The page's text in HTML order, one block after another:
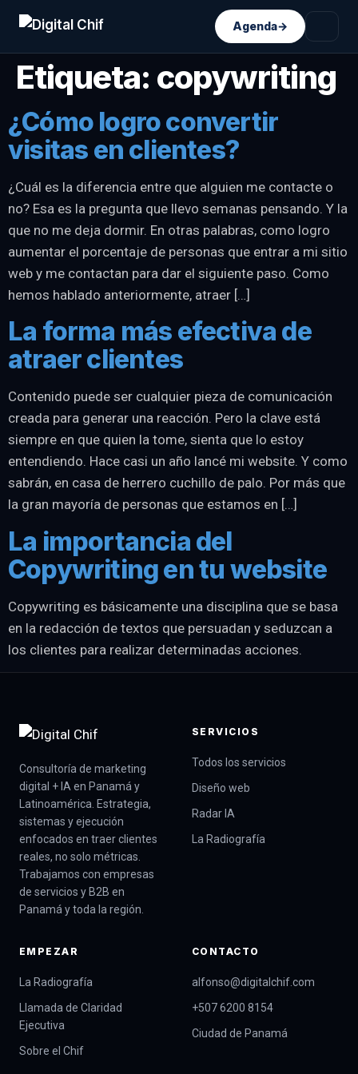
Agenda→
Etiqueta: copywriting
¿Cómo logro convertir
visitas en clientes?
¿Cuál es la diferencia entre que alguien me contacte o
no? Esa es la pregunta que llevo semanas pensando. Y la
que no me deja dormir. En otras palabras, como logro
aumentar el porcentaje de personas que entrar a mi sitio
web y me contactan para dar el siguiente paso. Como
hemos hablado anteriormente, atraer […]
La forma más efectiva de
atraer clientes
Contenido puede ser cualquier pieza de comunicación
creada para generar una reacción. Pero la clave está
siempre en que quien la tome, sienta que lo estoy
entendiendo. Hace casi un año lancé mi website. Y como
sabrán, en casa de herrero cuchillo de palo. Por más que
la gran mayoría de personas que estamos en […]
La importancia del
Copywriting en tu website
Copywriting es básicamente una disciplina que se basa
en la redacción de textos que persuadan y seduzcan a
los clientes para realizar determinadas acciones.
Consultoría de marketing
digital + IA en Panamá y
Latinoamérica. Estrategia,
sistemas y ejecución
enfocados en traer clientes
reales, no solo métricas.
Trabajamos con empresas
de servicios y B2B en
Panamá y toda la región.
SERVICIOS
Todos los servicios
Diseño web
Radar IA
La Radiografía
EMPEZAR
La Radiografía
Llamada de Claridad
Ejecutiva
Sobre el Chif
CONTACTO
alfonso@digitalchif.com
+507 6200 8154
Ciudad de Panamá